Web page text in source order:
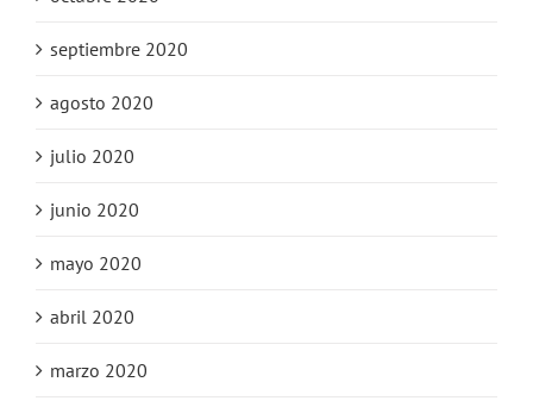
septiembre 2020
agosto 2020
julio 2020
junio 2020
mayo 2020
abril 2020
marzo 2020